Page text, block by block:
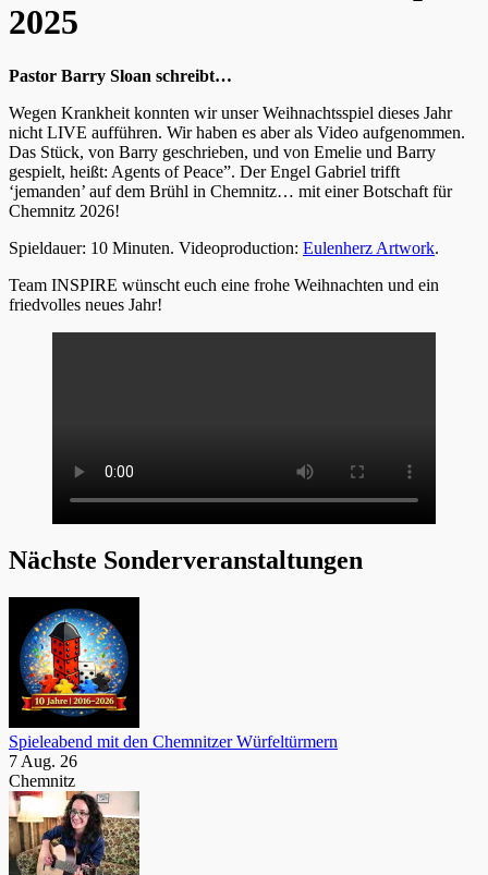
2025
Pastor Barry Sloan schreibt…
Wegen Krankheit konnten wir unser Weihnachtsspiel dieses Jahr
nicht LIVE aufführen. Wir haben es aber als Video aufgenommen.
Das Stück, von Barry geschrieben, und von Emelie und Barry
gespielt, heißt: Agents of Peace”. Der Engel Gabriel trifft
‘jemanden’ auf dem Brühl in Chemnitz… mit einer Botschaft für
Chemnitz 2026!
Spieldauer: 10 Minuten. Videoproduction: Eulenherz Artwork.
Team INSPIRE wünscht euch eine frohe Weihnachten und ein
friedvolles neues Jahr!
Nächste Sonderveranstaltungen
Spieleabend mit den Chemnitzer Würfeltürmern
7 Aug. 26
Chemnitz